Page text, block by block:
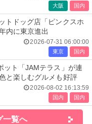
大阪 国内
トドッグ店「ピンクスホ
内に東京進出
2026-07-31 06:00:00
東京 国内
ット「JAMテラス」が連
と楽しむグルメも好評
2026-08-02 16:13:59
国内 国内
一覧へ